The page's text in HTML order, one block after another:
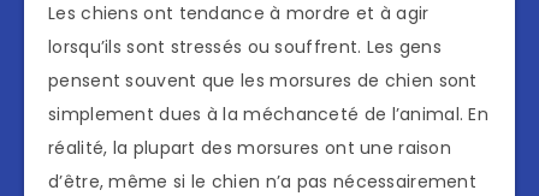
Les chiens ont tendance à mordre et à agir
lorsqu’ils sont stressés ou souffrent. Les gens
pensent souvent que les morsures de chien sont
simplement dues à la méchanceté de l’animal. En
réalité, la plupart des morsures ont une raison
d’être, même si le chien n’a pas nécessairement